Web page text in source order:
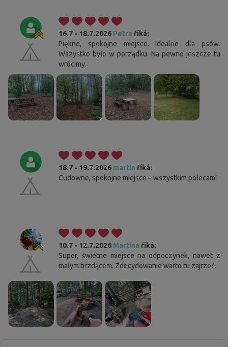
16.7 - 18.7.2026 Petra říká:
Piękne, spokojne miejsce. Idealne dla psów.
Wszystko było w porządku. Na pewno jeszcze tu
wrócimy.
18.7 - 19.7.2026 martin říká:
Cudowne, spokojne miejsce – wszystkim polecam!
10.7 - 12.7.2026 Martina říká:
Super, świetne miejsce na odpoczynek, nawet z
małym brzdącem. Zdecydowanie warto tu zajrzeć.
Cookies. Ty wiesz, co zrobić, aby ten pasek Ci nie
przeszkadzał.
Ta strona korzysta z plików cookie. Potwierdź swoją zgodę na
używanie wszystkich plików cookie, klikając „Zgadzam się”. Jeśli chcesz
zmodyfikować ustawienia, kliknij „Zapisz ustawienia”. Więcej informacji
na temat stosowania plików cookie znajdziesztutaj